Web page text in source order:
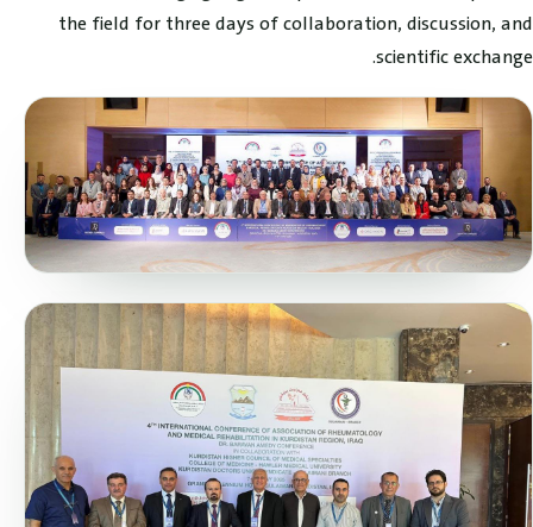
the field for three days of collaboration, discussion, and
scientific exchange.